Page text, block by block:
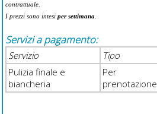
contrattuale.
I prezzi sono intesi per settimana.
Servizi a pagamento:
Servizio Tipo
Pulizia finale e
biancheria
Per
prenotazione